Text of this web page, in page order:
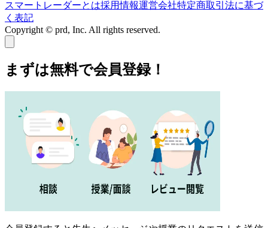
スマートレーダーとは採用情報運営会社特定商取引法に基づ
く表記
Copyright © prd, Inc. All rights reserved.
まずは無料で会員登録！